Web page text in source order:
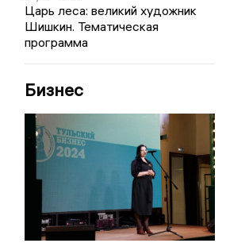
Царь леса: великий художник
Шишкин. Тематическая
программа
Бизнес